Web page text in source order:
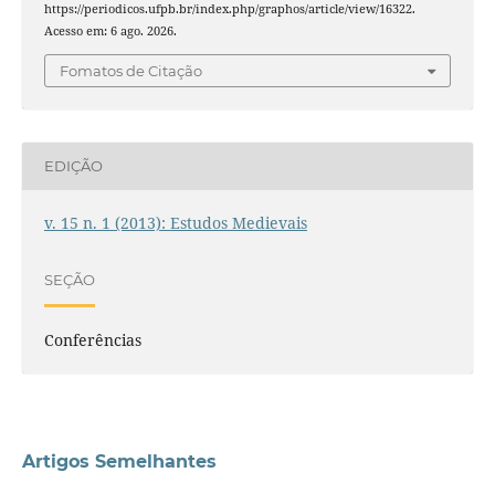
https://periodicos.ufpb.br/index.php/graphos/article/view/16322.
Acesso em: 6 ago. 2026.
Fomatos de Citação
EDIÇÃO
v. 15 n. 1 (2013): Estudos Medievais
SEÇÃO
Conferências
Artigos Semelhantes